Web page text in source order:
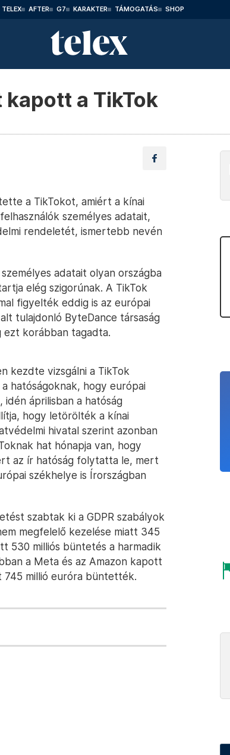
TELEX AFTER G7 KARAKTER TÁMOGATÁS SHOP
a TikTok
a TikTokot, amiért a kínai
személyes adatait,
rendeletét, ismertebb nevén
adatait olyan országba
elég szigorúnak. A TikTok
figyelték eddig is az európai
tulajdonló ByteDance társaság
ezt korábban tagadta.
kezdte vizsgálni a TikTok
hatóságoknak, hogy európai
áprilisban a hatóság
hogy letörölték a kínai
hivatal szerint azonban
hat hónapja van, hogy
az ír hatóság folytatta le, mert
székhelye is Írországban
szabtak ki a GDPR szabályok
megfelelő kezelése miatt 345
530 milliós büntetés a harmadik
a Meta és az Amazon kapott
millió euróra büntették.